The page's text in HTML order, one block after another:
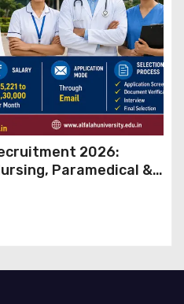
2026:
Paramedical &
Apply Through Email